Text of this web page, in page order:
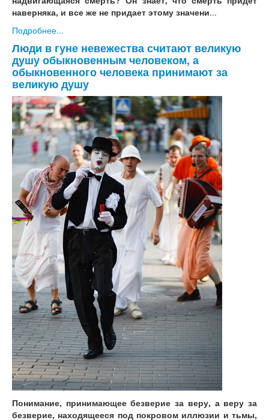
наверняка, и все же не придает этому значени...
Подробнее...
Люди в гуне невежества считают великую
душу обыкновенным человеком, а
обыкновенного человека принимают за
великую душу
Понимание, принимающее безверие за веру, а веру за
безверие, находящееся под покровом иллюзии и тьмы,